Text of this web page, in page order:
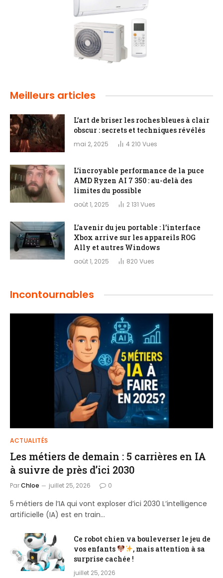
Meilleurs articles
L’art de briser les roches bleues à clair
obscur : secrets et techniques révélés
mai 2, 2025 4 210 Vues
L’incroyable performance de la puce
AMD Ryzen AI 7 350 : au-delà des
limites du possible
août 1, 2025 2 131 Vues
L’avenir du jeu portable : l’interface
Xbox arrive sur les appareils ROG
Ally et autres Windows
août 1, 2025 820 Vues
Incontournables
ACTUALITÉS
Les métiers de demain : 5 carrières en IA
à suivre de près d’ici 2030
ParChloe juillet 25, 2026 0
5 métiers de l’IA qui vont exploser d’ici 2030 L’intelligence
artificielle (IA) est en train…
Ce robot chien va bouleverser le jeu de
vos enfants
, mais attention à sa
surprise cachée !
juillet 25, 2026